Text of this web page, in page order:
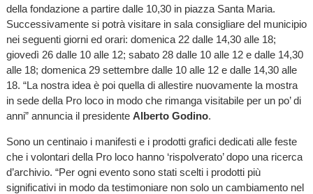
della fondazione a partire dalle 10,30 in piazza Santa Maria.
Successivamente si potrà visitare in sala consigliare del municipio
nei seguenti giorni ed orari: domenica 22 dalle 14,30 alle 18;
giovedì 26 dalle 10 alle 12; sabato 28 dalle 10 alle 12 e dalle 14,30
alle 18; domenica 29 settembre dalle 10 alle 12 e dalle 14,30 alle
18. “La nostra idea è poi quella di allestire nuovamente la mostra
in sede della Pro loco in modo che rimanga visitabile per un po’ di
anni” annuncia il presidente Alberto Godino.
Sono un centinaio i manifesti e i prodotti grafici dedicati alle feste
che i volontari della Pro loco hanno ‘rispolverato’ dopo una ricerca
d’archivio. “Per ogni evento sono stati scelti i prodotti più
significativi in modo da testimoniare non solo un cambiamento nel